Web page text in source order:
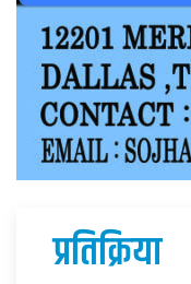
प्रतिक्रिया